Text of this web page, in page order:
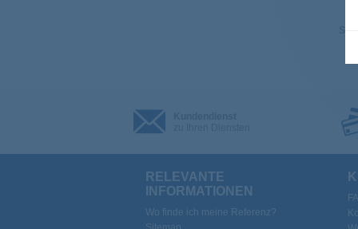
RELEVANTE
INFORMATIONEN
Wo finde ich meine Referenz?